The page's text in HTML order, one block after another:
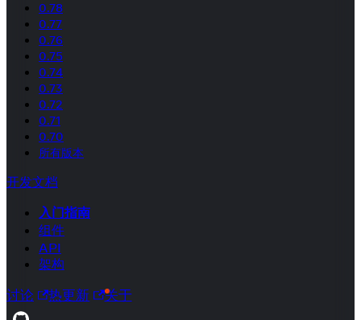
0.78
0.77
0.76
0.75
0.74
0.73
0.72
0.71
0.70
所有版本
开发文档
入门指南
组件
API
架构
讨论 热更新 关于